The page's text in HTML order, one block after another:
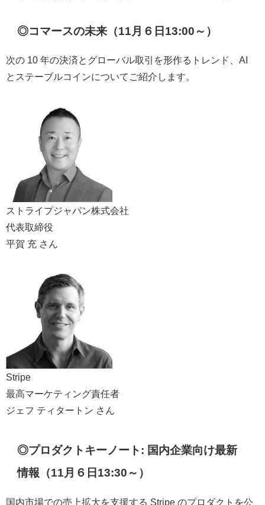
◎コマースの未来（11月６日13:00～）
次の 10 年の決済とグローバル取引を形作るトレンド、AI
とステーブルコインについてご紹介します。
ストライプジャパン株式会社
代表取締役
平賀 充 さん
Stripe
最高マーケティング責任者
ジェフ ティタートン さん
◎プロダクトキーノート: 国内企業向け最新
情報（11月６日13:30～）
国内市場での売上拡大を支援する Stripe のプロダクトを公